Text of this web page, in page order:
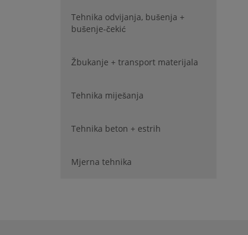
Tehnika odvijanja, bušenja +
bušenje-čekić
Žbukanje + transport materijala
Tehnika miješanja
Tehnika beton + estrih
Mjerna tehnika